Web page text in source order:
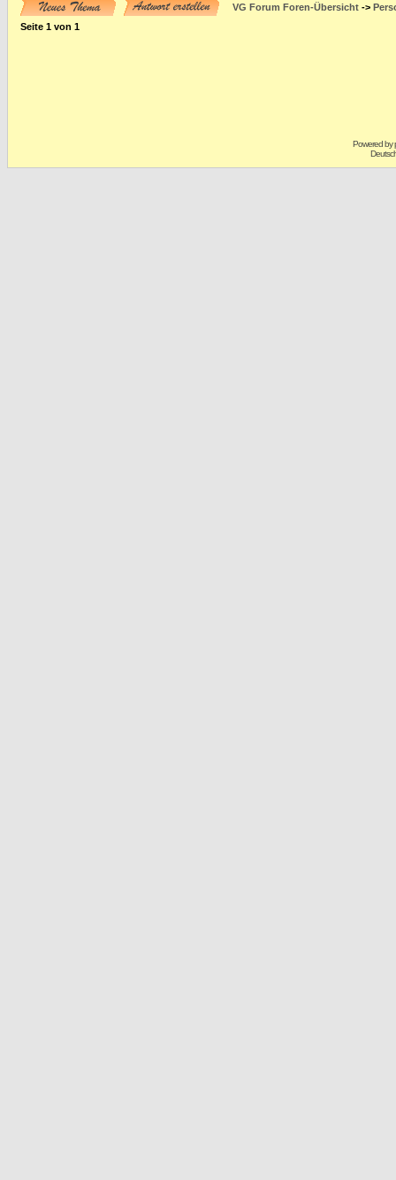
VG Forum Foren-Übersicht ->
Seite 1 von 1
Powered by